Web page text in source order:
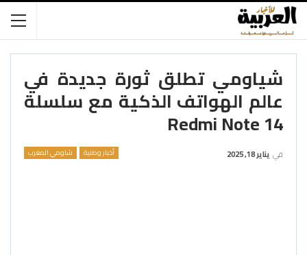
شياومي تطلق ثورة جديدة في
عالم الهواتف الذكية مع سلسلة
Redmi Note 14
أخبار وطنية شاومي المغرب في يناير 18, 2025